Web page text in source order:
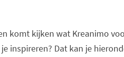
komt kijken wat Kreanimo
inspireren? Dat kan je